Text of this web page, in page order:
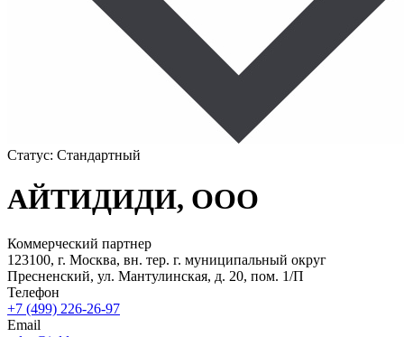
Статус: Стандартный
АЙТИДИДИ, ООО
Коммерческий партнер
123100, г. Москва, вн. тер. г. муниципальный округ
Пресненский, ул. Мантулинская, д. 20, пом. 1/П
Телефон
+7 (499) 226-26-97
Email